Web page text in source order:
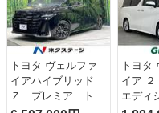
トヨタ ヴェルファ
イアハイブリッド
Ｚ プレミア トヨ
トヨタ
イア
エディ